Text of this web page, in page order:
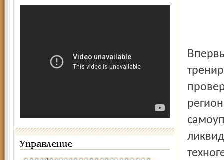
Управление
Впервые в масштабах всей страны проводится